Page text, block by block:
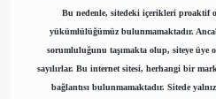
Bu nedenle, sitedeki içerikleri proaktif
yükümlülüğümüz bulunmamaktadır.
sorumluluğunu taşımakta olup, siteye
sayılırlar. Bu internet sitesi, herhangi bir
bağlantısı bulunmamaktadır. Sitede